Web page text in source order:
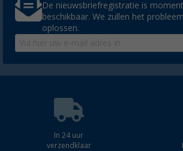
De nieuwsbriefregistratie is
beschikbaar. We zullen het
oplossen.
In 24 uur
verzendklaar